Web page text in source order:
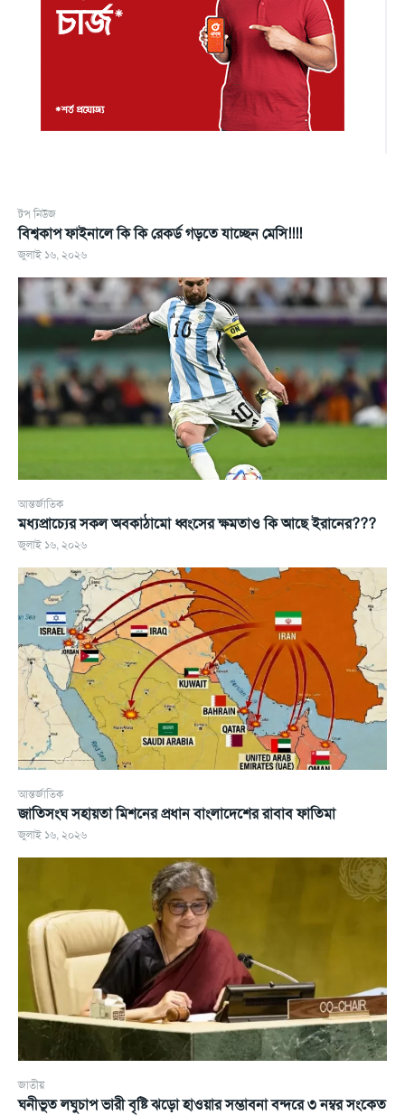
টপ নিউজ
বিশ্বকাপ ফাইনালে কি কি রেকর্ড গড়তে যাচ্ছেন মেসি!!!!
জুলাই ১৬, ২০২৬
আন্তর্জাতিক
মধ্যপ্রাচ্যের সকল অবকাঠামো ধ্বংসের ক্ষমতাও কি আছে ইরানের???
জুলাই ১৬, ২০২৬
আন্তর্জাতিক
জাতিসংঘ সহায়তা মিশনের প্রধান বাংলাদেশের রাবাব ফাতিমা
জুলাই ১৬, ২০২৬
জাতীয়
ঘনীভূত লঘুচাপ ভারী বৃষ্টি ঝড়ো হাওয়ার সম্ভাবনা বন্দরে ৩ নম্বর সংকেত